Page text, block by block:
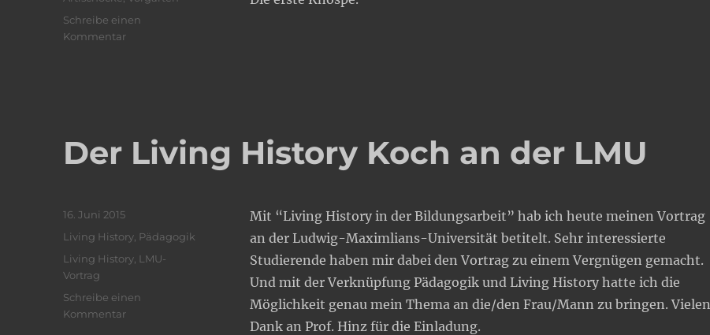
Schreibe einen
Kommentarzu
Der Living History Koch an der LMU
Mit “Living History in der Bildungsarbeit” hab ich heute meinen Vortrag
an der Ludwig-Maximlians-Universität betitelt. Sehr interessierte
Studierende haben mir dabei den Vortrag zu einem Vergnügen gemacht.
Und mit der Verknüpfung Pädagogik und Living History hatte ich die
Möglichkeit genau mein Thema an die/den Frau/Mann zu bringen. Vielen
Dank an Prof. Hinz für die Einladung.
Veröffentlicht
16. Juni 2015
Kategorien
Living History Pädagogik
Schlagwörter
Living History LMU-
Vortrag
Schreibe einen
Kommentarzu